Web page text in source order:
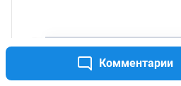
Комментарии